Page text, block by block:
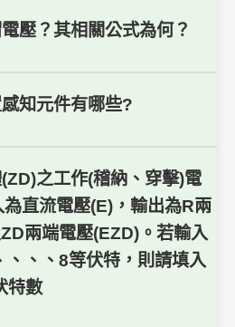
壓？其相關公式為何？
知元件有哪些?
之工作(稽納、穿擊)電
直流電壓(E)，輸出為R兩
兩端電壓(EZD)。若輸入
、、、8等伏特，則請填入
特數